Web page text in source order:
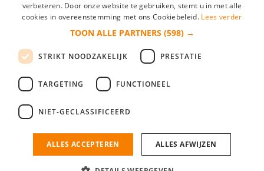
*
login gegevens onthouden
login
Bedrijf aanmelden
nieuwe collega/werknemer zo gevonden!
verbeteren. Door onze website te gebruiken, stemt u in met alle
cookies in overeenstemming met ons Cookiebeleid. Lees verder
TOON ALLE PARTNERS (598) →
STRIKT NOODZAKELIJK PRESTATIE
TARGETING FUNCTIONEEL
NIET-GECLASSIFICEERD
ALLES ACCEPTEREN ALLES AFWIJZEN